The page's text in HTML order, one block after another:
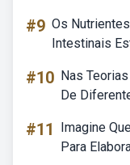
#9 Os
Intestinais
#10 Nas
De
#11
Imagine
Para